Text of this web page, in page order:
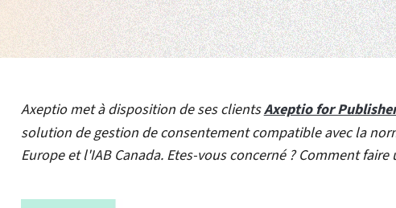
Axeptio met à disposition de ses clientsAxeptio for
solution de gestion de consentement compatible avec la
Europe et l'IAB Canada. Etes-vous concerné ? Comment